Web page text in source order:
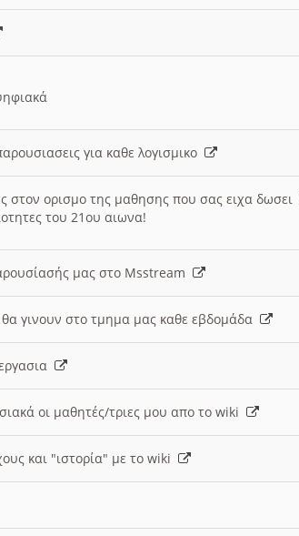
για καθε λογισμικο
στον ορισμο της μαθησης που σας ειχα
του 21ου αιωνα!
μας στο Msstream
γινουν στο τμημα μας καθε εβδομάδα
οι μαθητές/τριες μου απο το wiki
και "ιστορία" με το wiki